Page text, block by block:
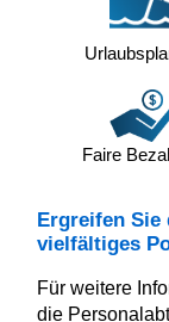
Faire
Ergreifen Sie
vielfältiges
Für weitere
die